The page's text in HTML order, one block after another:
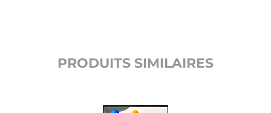
PRODUITS SIMILAIRES